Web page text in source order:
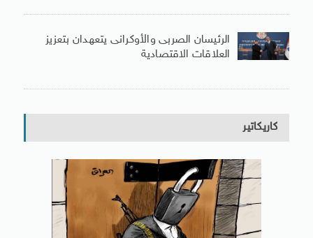
الرئيسان الصربى والأوكرانى يتعهدان بتعزيز
العلاقات الاقتصادية
كاريكاتير